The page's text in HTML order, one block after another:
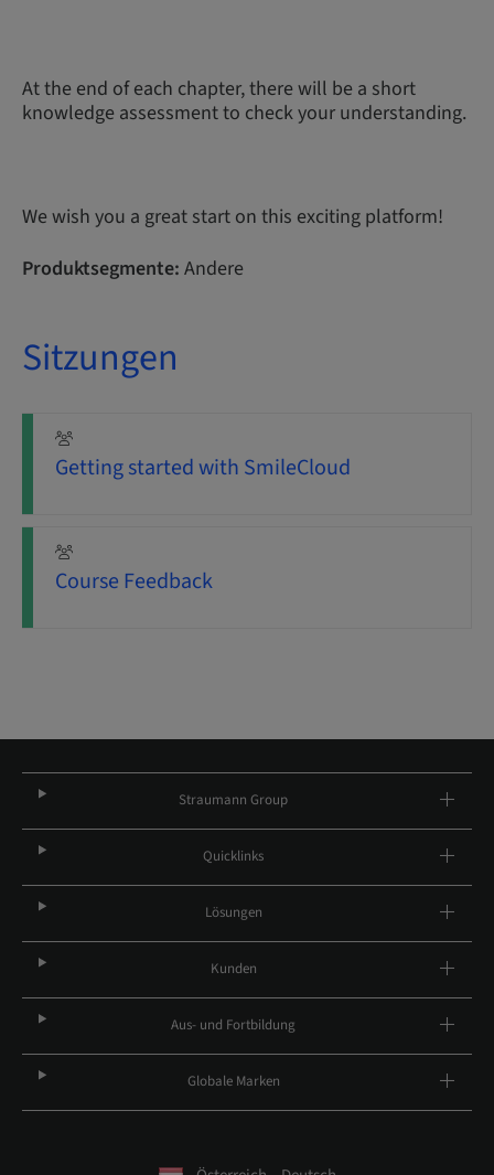
At the end of each chapter, there will be a short
knowledge assessment to check your understanding.
We wish you a great start on this exciting platform!
Produktsegmente: Andere
Sitzungen
Getting started with SmileCloud
Course Feedback
Straumann Group
Quicklinks
Lösungen
Kunden
Aus- und Fortbildung
Globale Marken